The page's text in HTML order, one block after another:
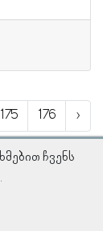
175 176 ›
ჩვენს